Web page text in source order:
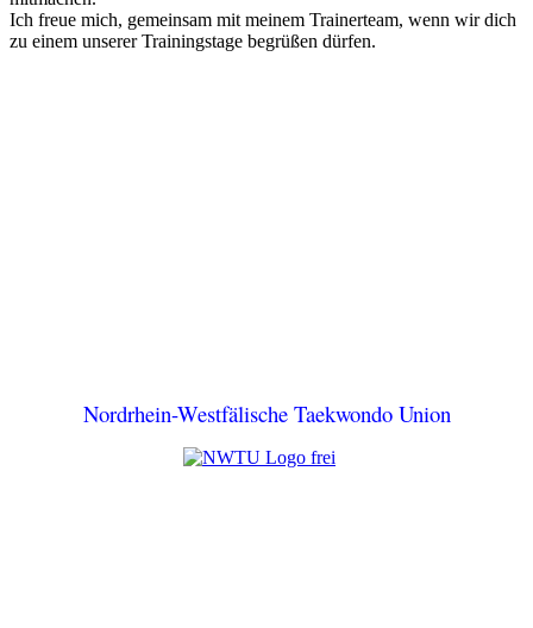
Ich freue mich, gemeinsam mit meinem Trainerteam, wenn wir dich
zu einem unserer Trainingstage begrüßen dürfen.
Nordrhein-Westfälische Taekwondo Union